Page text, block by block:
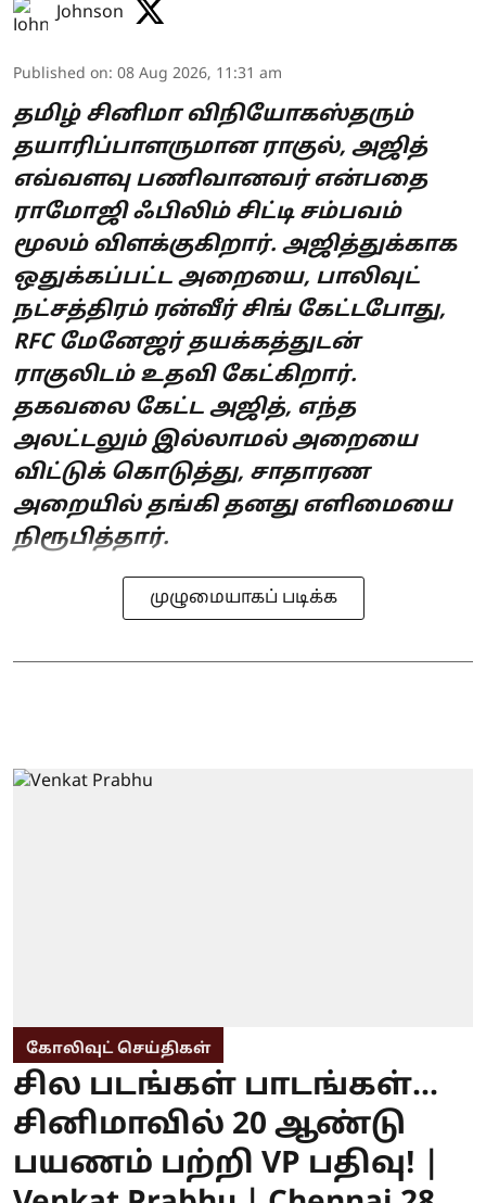
Johnson
Published on: 08 Aug 2026, 11:31 am
தமிழ் சினிமா விநியோகஸ்தரும்
தயாரிப்பாளருமான ராகுல், அஜித்
எவ்வளவு பணிவானவர் என்பதை
ராமோஜி ஃபிலிம் சிட்டி சம்பவம்
மூலம் விளக்குகிறார். அஜித்துக்காக
ஒதுக்கப்பட்ட அறையை, பாலிவுட்
நட்சத்திரம் ரன்வீர் சிங் கேட்டபோது,
RFC மேனேஜர் தயக்கத்துடன்
ராகுலிடம் உதவி கேட்கிறார்.
தகவலை கேட்ட அஜித், எந்த
அலட்டலும் இல்லாமல் அறையை
விட்டுக் கொடுத்து, சாதாரண
அறையில் தங்கி தனது எளிமையை
நிரூபித்தார்.
முழுமையாகப் படிக்க
கோலிவுட் செய்திகள்
சில படங்கள் பாடங்கள்...
சினிமாவில் 20 ஆண்டு
பயணம் பற்றி VP பதிவு! |